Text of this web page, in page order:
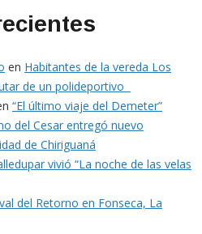
en Habitantes de la vereda Los
de un polideportivo
“El último viaje del Demeter”
del Cesar entregó nuevo
de Chiriguaná
vivió “La noche de las velas
del Retorno en Fonseca, La